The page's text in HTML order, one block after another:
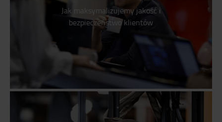
Jak maksymalizujemy jakość i
bezpieczeństwo klientów